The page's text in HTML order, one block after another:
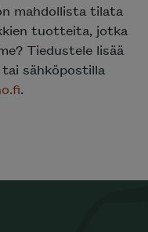
mahdollista tilata
tuotteita, jotka
Tiedustele lisää
sähköpostilla
.